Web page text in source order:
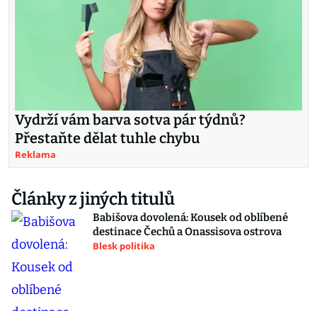
Vydrží vám barva sotva pár týdnů?
Přestaňte dělat tuhle chybu
Reklama
Články z jiných titulů
Babišova dovolená: Kousek od oblíbené
destinace Čechů a Onassisova ostrova
Blesk politika